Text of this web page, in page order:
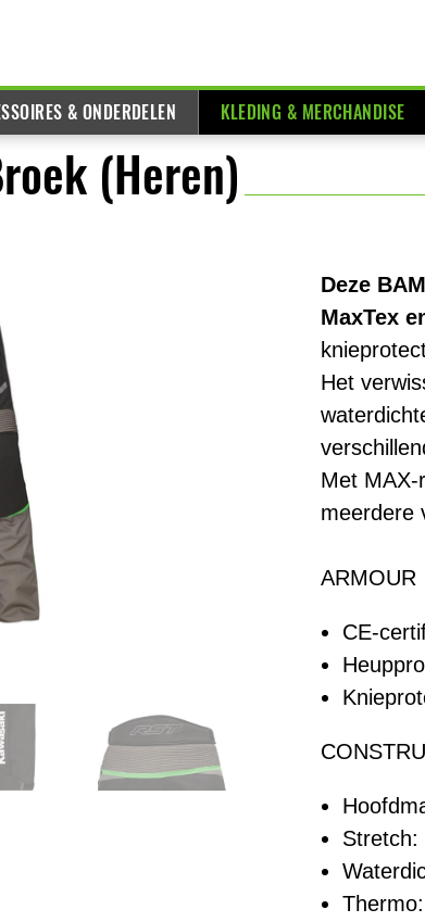
& ONDERDELEN KLEDING & MERCHANDISE
(Heren)
Deze
MaxTex
Het
Met MAX-
meerdere
ARMOUR
CE-
Stretch: